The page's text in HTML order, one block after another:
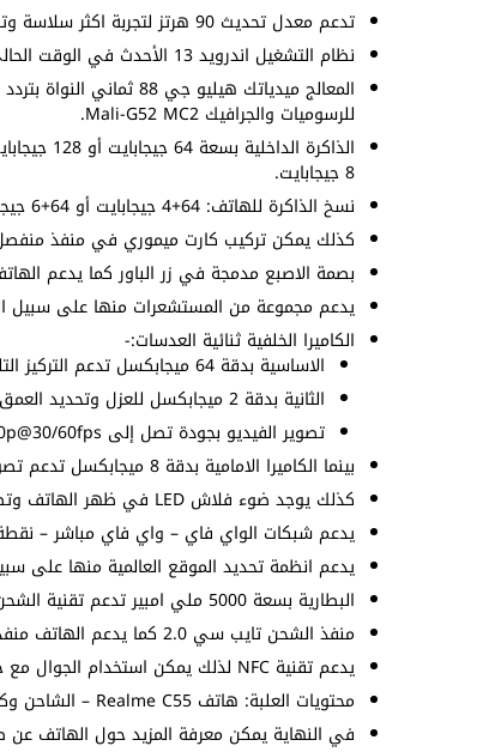
تدعم معدل تحديث 90 هرتز لتجربة اكثر سلاسة وتستطيع التحكم في معدل التحديث عن طريق الإعدادات.
نظام التشغيل اندرويد 13 الأحدث في الوقت الحالي بينما واجهة المستخدم Realme UI 4.0 التي تضم مزايا كثيرة للمستخدم.
للرسوميات والجرافيك Mali-G52 MC2.
8 جيجابايت.
نسخ الذاكرة للهاتف: 64+4 جيجابايت أو 64+6 جيجابايت أو 128+6 جيجابايت أو 128+8 جيجابايت أو 256+8 جيجابايت.
كذلك يمكن تركيب كارت ميموري في منفذ منفصل
بصمة الاصبع مدمجة في زر الباور كما يدعم
يدعم مجموعة من المستشعرات منها على سبيل
الكاميرا الخلفية ثنائية العدسات:-
الاساسية بدقة 64 ميجابكسل تدعم التركيز التلقائي.
الثانية بدقة 2 ميجابكسل للعزل وتحديد العمق.
تصوير الفيديو بجودة تصل إلى 1080p@30/60fps.
بينما الكاميرا الامامية بدقة 8 ميجابكسل تدعم تصوير الفيديو بجودة 1080p@30fps.
كذلك يوجد ضوء فلاش LED في ظهر الهاتف وتطبيق الكاميرات يوفر لك اوضاع تصوير متنوعة للصور والفيديوهات.
يدعم شبكات الواي فاي – واي فاي مباشر – نقطة
يدعم انظمة تحديد الموقع العالمية منها على
البطارية بسعة 5000 ملي امبير تدعم تقنية الشحن السريع بقدرة 33 واط.
منفذ الشحن تايب سي 2.0 كما يدعم الهاتف منفذ للسماعات 3.5 ملم.
يدعم تقنية NFC لذلك يمكن استخدام الجوال مع خدمات الدفع الذكية.
محتويات العلبة: هاتف Realme C55 – الشاحن وكابل الشحن – دبوس الشريحة – غطاء الحماية.
في النهاية يمكن معرفة المزيد حول الهاتف عن